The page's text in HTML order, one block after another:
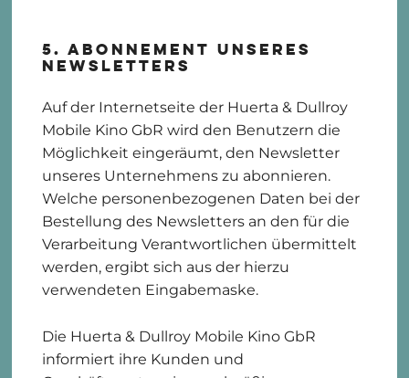
5. Abonnement unseres
Newsletters
Auf der Internetseite der Huerta & Dullroy
Mobile Kino GbR wird den Benutzern die
Möglichkeit eingeräumt, den Newsletter
unseres Unternehmens zu abonnieren.
Welche personenbezogenen Daten bei der
Bestellung des Newsletters an den für die
Verarbeitung Verantwortlichen übermittelt
werden, ergibt sich aus der hierzu
verwendeten Eingabemaske.
Die Huerta & Dullroy Mobile Kino GbR
informiert ihre Kunden und